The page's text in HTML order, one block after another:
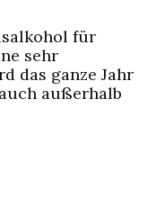
für
sehr
das ganze Jahr
außerhalb